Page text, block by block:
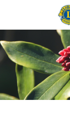
ン
ツ
へ
ー
シ
ョ